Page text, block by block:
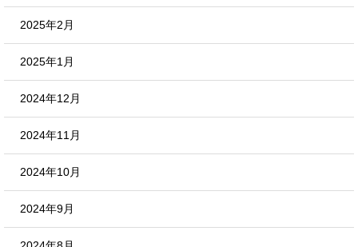
2025年2月
2025年1月
2024年12月
2024年11月
2024年10月
2024年9月